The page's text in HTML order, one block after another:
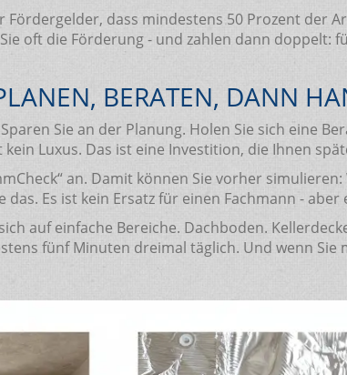
Fördergelder, dass mindestens 50 Prozent der
oft die Förderung - und zahlen dann doppelt:
BERATEN, DANN
Sie an der Planung. Holen Sie sich eine
Luxus. Das ist eine Investition, die Ihnen
an. Damit können Sie vorher
Es ist kein Ersatz für einen Fachmann -
auf einfache Bereiche. Dachboden.
fünf Minuten dreimal täglich. Und wenn Sie